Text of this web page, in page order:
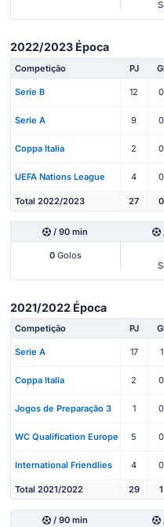
2022/2023 Época
Competição PJ
Serie B 12 0
Serie A 9 0
Coppa Italia 2 0
UEFA Nations League 4 0
Total 2022/2023 27 0
/ 90 min
0Golos
2021/2022 Época
Competição PJ
Serie A 17 1
Coppa Italia 2 0
Jogos de Preparação 3 1 0
WC Qualification Europe 5 0
International Friendlies 4 0
Total 2021/2022 29 1
/ 90 min